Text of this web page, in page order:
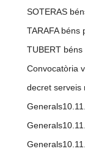
SOTERAS
TARAFA béns
TUBERT
Convocatòria
decret serveis